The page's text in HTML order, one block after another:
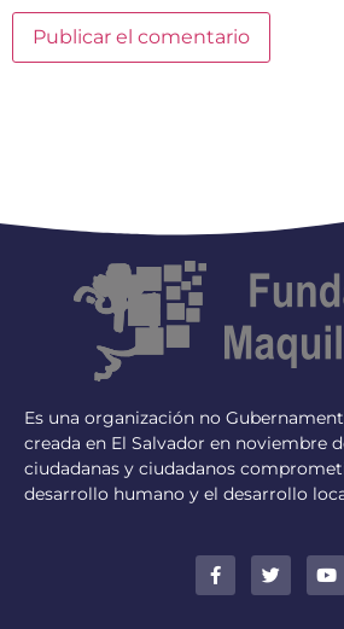
Es una organización no
creada en El Salvador en noviembre
ciudadanas y ciudadanos
desarrollo humano y el desarrollo